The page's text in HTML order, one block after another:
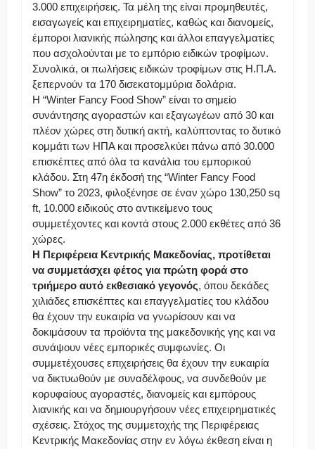
3.000 επιχειρήσεις. Τα μέλη της είναι προμηθευτές,
εισαγωγείς και επιχειρηματίες, καθώς και διανομείς,
έμποροι λιανικής πώλησης και άλλοι επαγγελματίες
που ασχολούνται με το εμπόριο ειδικών τροφίμων.
Συνολικά, οι πωλήσεις ειδικών τροφίμων στις Η.Π.Α.
ξεπερνούν τα 170 δισεκατομμύρια δολάρια.
Η “Winter Fancy Food Show” είναι το σημείο
συνάντησης αγοραστών και εξαγωγέων από 30 και
πλέον χώρες στη δυτική ακτή, καλύπτοντας το δυτικό
κομμάτι των ΗΠΑ και προσελκύει πάνω από 30.000
επισκέπτες από όλα τα κανάλια του εμπορικού
κλάδου. Στη 47η έκδοσή της “Winter Fancy Food
Show” το 2023, φιλοξένησε σε έναν χώρο 130,250 sq
ft, 10.000 ειδικούς στο αντικείμενο τους
συμμετέχοντες και κοντά στους 2.000 εκθέτες από 36
χώρες.
Η Περιφέρεια Κεντρικής Μακεδονίας, προτίθεται
να συμμετάσχει φέτος για πρώτη φορά στο
τριήμερο αυτό εκθεσιακό γεγονός, όπου δεκάδες
χιλιάδες επισκέπτες και επαγγελματίες του κλάδου
θα έχουν την ευκαιρία να γνωρίσουν και να
δοκιμάσουν τα προϊόντα της μακεδονικής γης και να
συνάψουν νέες εμπορικές συμφωνίες. Οι
συμμετέχουσες επιχειρήσεις θα έχουν την ευκαιρία
να δικτυωθούν με συναδέλφους, να συνδεθούν με
κορυφαίους αγοραστές, διανομείς και εμπόρους
λιανικής και να δημιουργήσουν νέες επιχειρηματικές
σχέσεις. Στόχος της συμμετοχής της Περιφέρειας
Κεντρικής Μακεδονίας στην εν λόγω έκθεση είναι η